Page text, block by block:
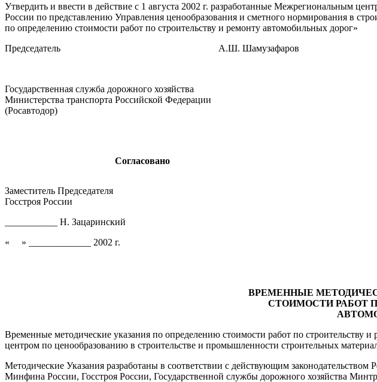
Утвердить и ввести в действие с 1 августа 2002 г. разработанные Межрегиональным
России по представлению Управления ценообразования и сметного нормирования в
по определению стоимости работ по строительству и ремонту автомобильных дорог»
Председатель А.Ш. Шамузафаров
Государственная служба дорожного хозяйства
Министерства транспорта Российской Федерации
(Росавтодор)
Согласовано
Заместитель Председателя
Госстроя России
___________ Н. Зацаринский
« » _____________ 2002 г.
ВРЕМЕННЫЕ
СТОИМОСТИ РАБОТ
Временные методические указания по определению стоимости работ по
центром по ценообразованию в строительстве и промышленности строительных
Методические Указания разработаны в соответствии с действующим
Минфина России, Госстроя России, Государственной службы дорожного хозяйства